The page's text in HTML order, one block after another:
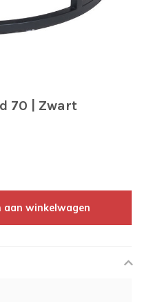
70 | Zwart
aan winkelwagen